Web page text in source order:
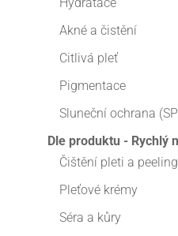
Akné a čistění
Citlivá pleť
Pigmentace
Sluneční ochrana
Dle produktu - Rychlý
Čištění pleti a peeling
Pleťové krémy
Séra a kůry